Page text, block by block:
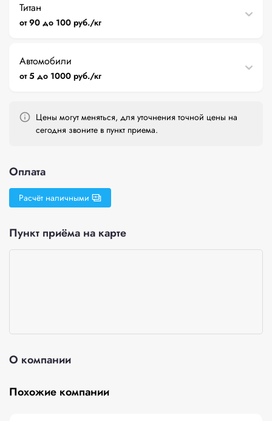
Титан
от 90 до 100 руб./кг
Автомобили
от 5 до 1000 руб./кг
Цены могут меняться, для уточнения точной цены на
сегодня звоните в пункт приема.
Оплата
Расчёт наличными
Пункт приёма на карте
О компании
Похожие компании